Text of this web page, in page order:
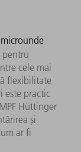
pentru
cele mai
flexibilitate
este practic
Hüttinger
și
ar fi